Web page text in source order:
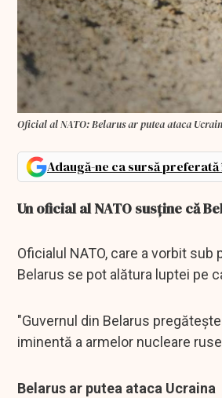
Oficial al NATO: Belarus ar putea ataca
Adaugă-ne ca sursă
Un oficial al NATO susține că
Oficialul NATO, care a vorbit
Belarus se pot alătura luptei pe
"Guvernul din Belarus
iminentă a armelor nucleare
Belarus ar putea ataca Ucraina